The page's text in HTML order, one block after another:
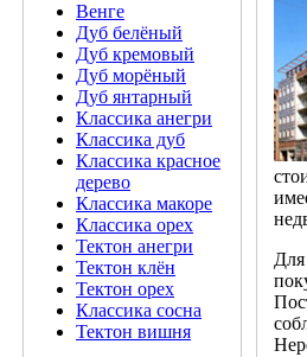
Венге
Дуб белёный
Дуб кремовый
Дуб морёный
Дуб янтарный
Классика анегри
Классика дуб
Классика красное
дерево
Классика макоре
Классика орех
Тектон анегри
Тектон клён
Тектон орех
Классика сосна
Тектон вишня
Для